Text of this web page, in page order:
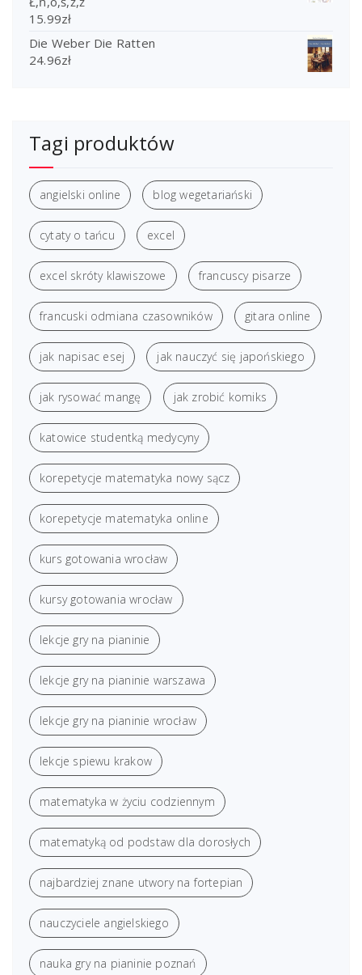
15.99zł
Die Weber Die Ratten
24.96zł
Tagi produktów
angielski online blog wegetariański
cytaty o tańcu excel
excel skróty klawiszowe francuscy pisarze
francuski odmiana czasowników gitara online
jak napisac esej jak nauczyć się japońskiego
jak rysować mangę jak zrobić komiks
katowice studentką medycyny
korepetycje matematyka nowy sącz
korepetycje matematyka online
kurs gotowania wrocław
kursy gotowania wrocław
lekcje gry na pianinie
lekcje gry na pianinie warszawa
lekcje gry na pianinie wrocław
lekcje spiewu krakow
matematyka w życiu codziennym
matematyką od podstaw dla dorosłych
najbardziej znane utwory na fortepian
nauczyciele angielskiego
nauka gry na pianinie poznań